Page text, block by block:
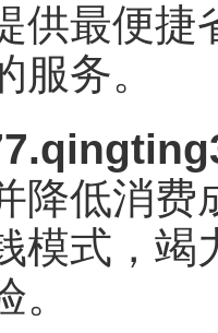
供最便
服务。
降低消费
模式，